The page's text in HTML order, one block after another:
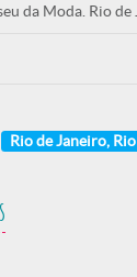
da Moda. Rio
Rio de Janeiro,